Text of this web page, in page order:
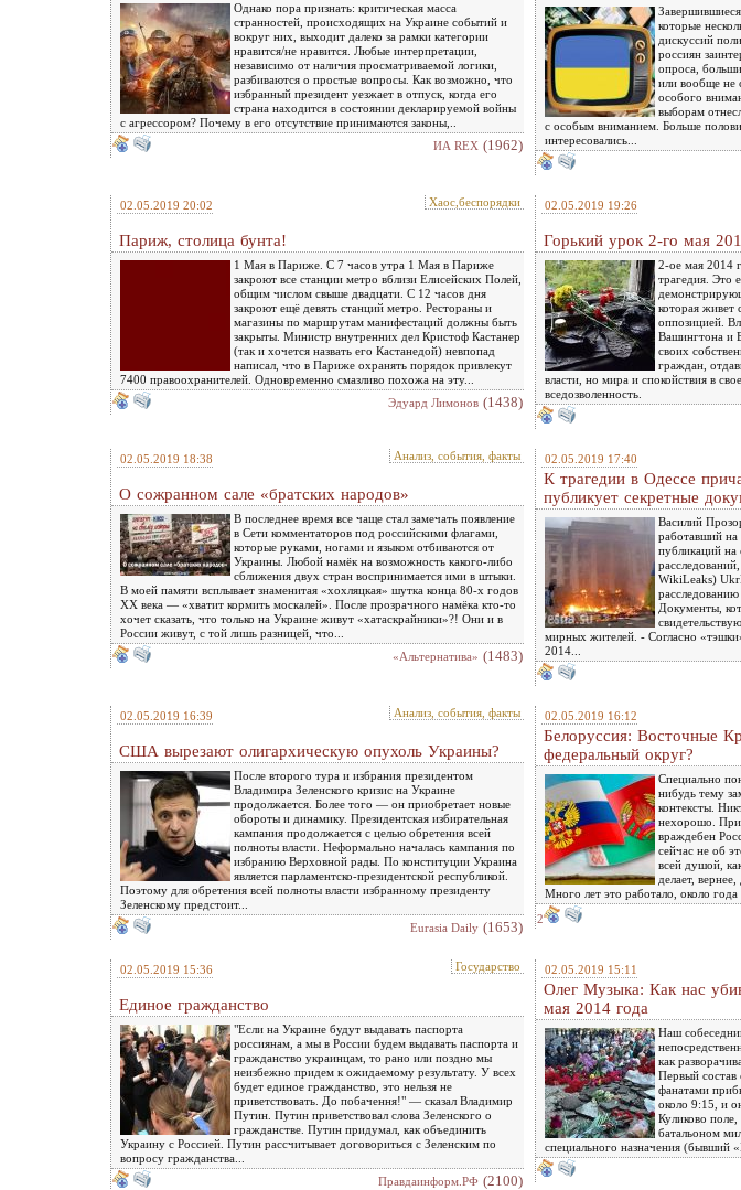
Однако пора признать: критическая масса
странностей, происходящих на Украине событий и
вокруг них, выходит далеко за рамки категории
нравится/не нравится. Любые интерпретации,
независимо от наличия просматриваемой логики,
разбиваются о простые вопросы. Как возможно, что
избранный президент уезжает в отпуск, когда его
страна находится в состоянии декларируемой войны
с агрессором? Почему в его отсутствие принимаются законы,..
ИА REX (1962)
которые
дискуссий
россиян
опроса,
или вообще не
особого
выборам
с особым вниманием. Больше
интересовались...
02.05.2019 20:02 Хаос,беспорядки
Париж, столица бунта!
1 Мая в Париже. С 7 часов утра 1 Мая в Париже
закроют все станции метро вблизи Елисейских Полей,
общим числом свыше двадцати. С 12 часов дня
закроют ещё девять станций метро. Рестораны и
магазины по маршрутам манифестаций должны быть
закрыты. Министр внутренних дел Кристоф Кастанер
(так и хочется назвать его Кастанедой) невпопад
написал, что в Париже охранять порядок привлекут
7400 правоохранителей. Одновременно смазливо похожа на эту...
Эдуард Лимонов (1438)
02.05.2019 19:26
Горький урок 2-го мая
2-ое мая 2014
трагедия. Это
которая живет
оппозицией.
Вашингтона и
своих
граждан,
власти, но мира и спокойствия в
вседозволенность.
02.05.2019 18:38 Анализ, события, факты
О сожранном сале «братских народов»
В последнее время все чаще стал замечать появление
в Сети комментаторов под российскими флагами,
которые руками, ногами и языком отбиваются от
Украины. Любой намёк на возможность какого-либо
сближения двух стран воспринимается ими в штыки.
В моей памяти всплывает знаменитая «хохляцкая» шутка конца 80-х годов
ХХ века — «хватит кормить москалей». После прозрачного намёка кто-то
хочет сказать, что только на Украине живут «хатаскрайники»?! Они и в
России живут, с той лишь разницей, что...
«Альтернатива» (1483)
02.05.2019 17:40
К трагедии в Одессе
публикует секретные
Василий
работавший
публикаций на
WikiLeaks)
Документы,
мирных жителей. - Согласно
2014...
02.05.2019 16:39 Анализ, события, факты
США вырезают олигархическую опухоль Украины?
После второго тура и избрания президентом
Владимира Зеленского кризис на Украине
продолжается. Более того — он приобретает новые
обороты и динамику. Президентская избирательная
кампания продолжается с целью обретения всей
полноты власти. Неформально началась кампания по
избранию Верховной рады. По конституции Украина
является парламентско-президентской республикой.
Поэтому для обретения всей полноты власти избранному президенту
Зеленскому предстоит...
Eurasia Daily (1653)
02.05.2019 16:12
Белоруссия: Восточные
федеральный округ?
Специально
нибудь тему
контексты.
нехорошо.
враждебен
сейчас не об
всей душой,
делает,
Много лет это работало, около года
2
02.05.2019 15:36 Государство
Единое гражданство
"Если на Украине будут выдавать паспорта
россиянам, а мы в России будем выдавать паспорта и
гражданство украинцам, то рано или поздно мы
неизбежно придем к ожидаемому результату. У всех
будет единое гражданство, это нельзя не
приветствовать. До побачення!" — сказал Владимир
Путин. Путин приветствовал слова Зеленского о
гражданстве. Путин придумал, как объединить
Украину с Россией. Путин рассчитывает договориться с Зеленским по
вопросу гражданства...
Правдаинформ.РФ (2100)
02.05.2019 15:11
Олег Музыка: Как нас
мая 2014 года
Наш
как
Первый состав
фанатами
около 9:15, и
Куликово
батальоном
специального назначения (бывший